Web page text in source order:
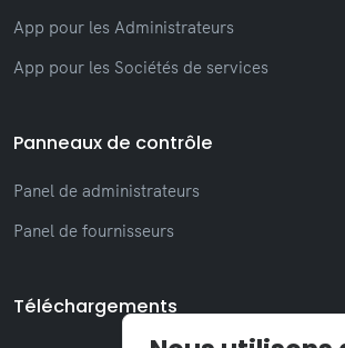
App pour les Administrateurs
App pour les Sociétés de services
Panneaux de contrôle
Panel de administrateurs
Panel de fournisseurs
Téléchargements